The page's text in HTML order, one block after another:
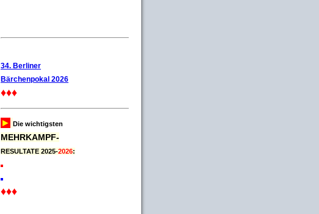
34. Berliner
Bärchenpokal 2026
♦♦♦
► Die wichtigsten
MEHRKAMPF-
RESULTATE 2025-2026:
♦♦♦